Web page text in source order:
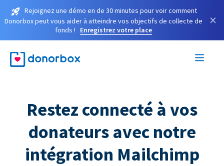
Rejoignez une démo en de 30 minutes pour voir comment
Donorbox peut vous aider à atteindre vos objectifs de collecte de
fonds !
Enregistrez votre place
×
Restez connecté à vos
donateurs avec notre
intégration Mailchimp